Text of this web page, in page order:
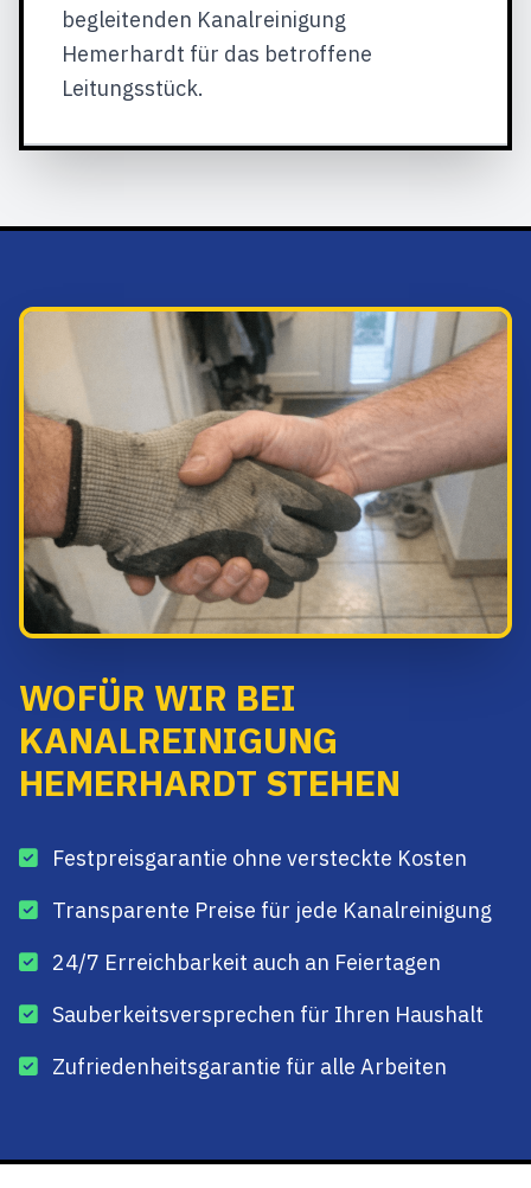
begleitenden Kanalreinigung
Hemerhardt für das betroffene
Leitungsstück.
WOFÜR WIR BEI
KANALREINIGUNG
HEMERHARDT STEHEN
Festpreisgarantie ohne versteckte Kosten
Transparente Preise für jede Kanalreinigung
24/7 Erreichbarkeit auch an Feiertagen
Sauberkeitsversprechen für Ihren Haushalt
Zufriedenheitsgarantie für alle Arbeiten